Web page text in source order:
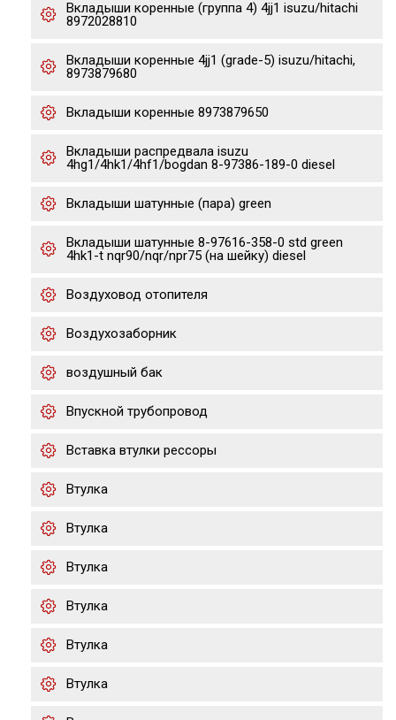
Вкладыши коренные (группа 4) 4jj1 isuzu/hitachi
8972028810
Вкладыши коренные 4jj1 (grade-5) isuzu/hitachi,
8973879680
Вкладыши коренные 8973879650
Вкладыши распредвала isuzu
4hg1/4hk1/4hf1/bogdan 8-97386-189-0 diesel
Вкладыши шатунные (пара) green
Вкладыши шатунные 8-97616-358-0 std green
4hk1-t nqr90/nqr/npr75 (на шейку) diesel
Воздуховод отопителя
Воздухозаборник
воздушный бак
Впускной трубопровод
Вставка втулки рессоры
Втулка
Втулка
Втулка
Втулка
Втулка
Втулка